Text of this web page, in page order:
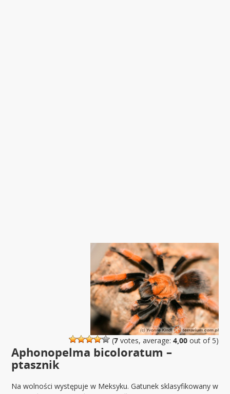
(7votes, average: 4,00out of 5)
Aphonopelma bicoloratum –
ptasznik
Na wolności występuje w Meksyku. Gatunek sklasyfikowany w